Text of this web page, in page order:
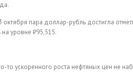
октября пара доллар-рубль достигла
на уровне ₽95,515.
то ускоренного роста нефтяных цен не